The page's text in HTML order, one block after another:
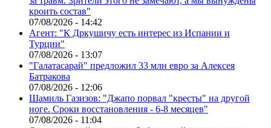
кроить состав"
07/08/2026 - 14:42
Агент: "К Дркушичу есть интерес из Испании и
Турции"
07/08/2026 - 13:07
"Галатасарай" предложил 33 млн евро за Алексея
Батракова
07/08/2026 - 12:06
Шамиль Газизов: "Джапо порвал "кресты" на другой
ноге. Сроки восстановления - 6-8 месяцев"
07/08/2026 - 11:04